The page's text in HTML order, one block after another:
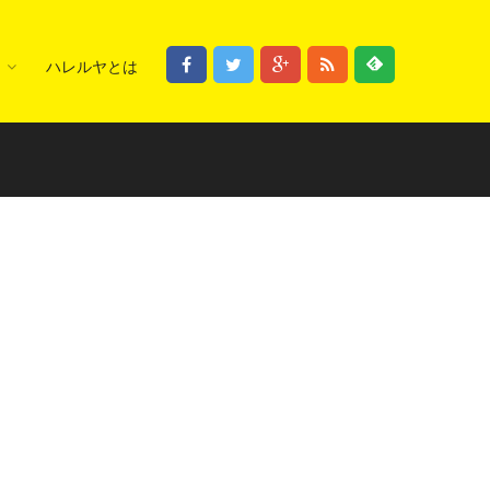
ハレルヤとは